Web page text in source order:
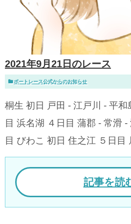
2021年9月21日のレース
ボートレース公式からのお知らせ
桐生 初日 戸田 - 江戸川 - 平和
目 浜名湖 ４日目 蒲郡 - 常滑 -
目 びわこ 初日 住之江 ５日目
記事を読